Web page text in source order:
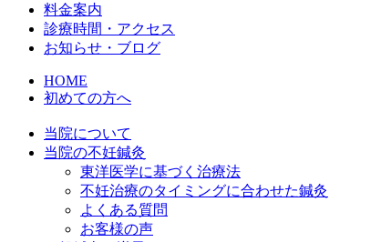
料金案内
診療時間・アクセス
お知らせ・ブログ
HOME
初めての方へ
当院について
当院の不妊鍼灸
東洋医学に基づく治療法
不妊治療のタイミングに合わせた鍼灸
よくある質問
お客様の声